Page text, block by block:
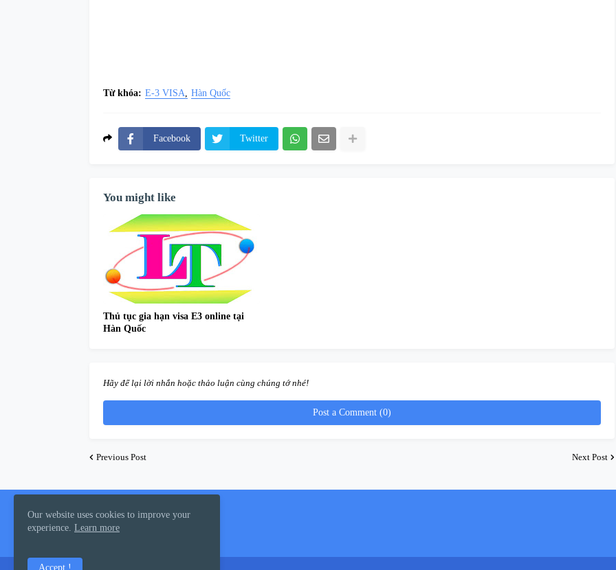
Từ khóa: E-3 VISA Hàn Quốc
Facebook Twitter
You might like
Thủ tục gia hạn visa E3 online tại
Hàn Quốc
Hãy để lại lời nhắn hoặc thảo luận cùng chúng tớ nhé!
Post a Comment (0)
Previous Post Next Post
About Us
Our website uses cookies to improve your
experience. Learn more
Accept !